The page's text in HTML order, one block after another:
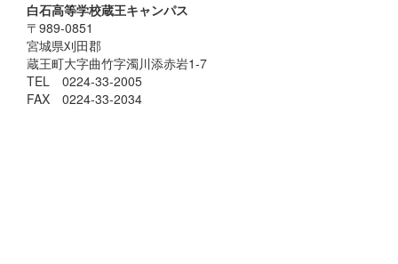
白石高等学校蔵王キャンパス
〒989-0851
宮城県刈田郡
蔵王町大字曲竹字濁川添赤岩1-7
TEL 0224-33-2005
FAX 0224-33-2034